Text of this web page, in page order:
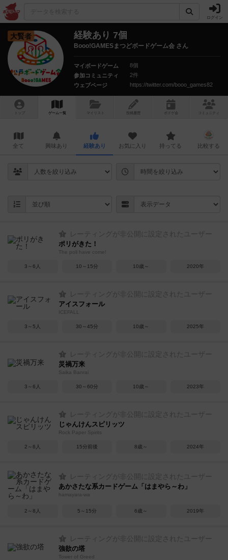
ログイン
大賢者 経験あり 7個
Booo!GAMESまつどボードゲーム会 さん
マイボードゲーム
8個
参加コミュニティ
2件
ウェブページ
https://twitter.com/booo_games82
トップ ゲーム一覧 マイリスト 投稿履歴 ボ ドゲ コミュニティ
全て 興味あり 経験あり お気に入り 持ってる 比較する
レーティングが非公開に設定されたユーザー
ポリがきた！
The poli have come!
3～6人 10～15分 10歳～ 2020年
レーティングが非公開に設定されたユーザー
アイスフォール
ICEFALL
3～5人 30～45分 10歳～ 2025年
レーティングが非公開に設定されたユーザー
災禍万来
Saika Banrai
3～6人 30～60分 10歳～ 2023年
レーティングが非公開に設定されたユーザー
じゃんけんスピリッツ
Rock Paper Spirits
2～6人 15分前後 8歳～ 2024年
レーティングが非公開に設定されたユーザー
あかさたな系カードゲーム「はまやら～わ」
hamayara-wa
2～8人 5～15分 6歳～ 2019年
レーティングが非公開に設定されたユーザー
強欲の塔
Tower of Greed